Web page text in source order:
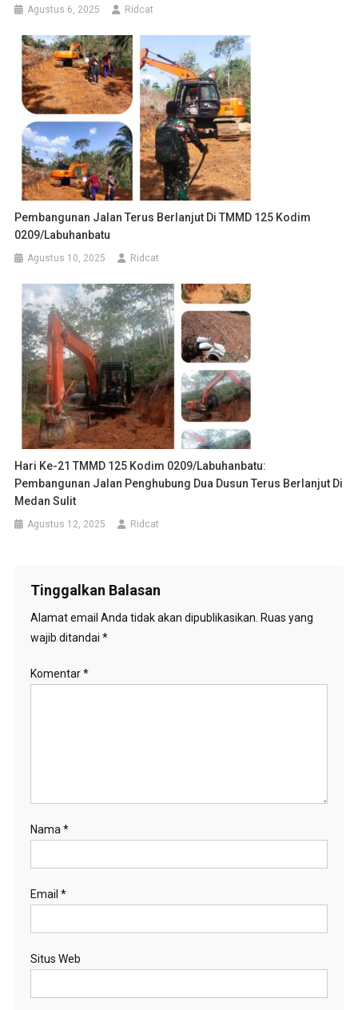
Agustus 6, 2025 Ridcat
Pembangunan Jalan Terus Berlanjut Di TMMD 125 Kodim
0209/Labuhanbatu
Agustus 10, 2025 Ridcat
Hari Ke-21 TMMD 125 Kodim 0209/Labuhanbatu:
Pembangunan Jalan Penghubung Dua Dusun Terus Berlanjut Di
Medan Sulit
Agustus 12, 2025 Ridcat
Tinggalkan Balasan
Alamat email Anda tidak akan dipublikasikan. Ruas yang
wajib ditandai *
Komentar*
Nama*
Email *
Situs Web